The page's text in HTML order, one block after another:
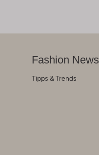
Fashion News
Tipps & Trends